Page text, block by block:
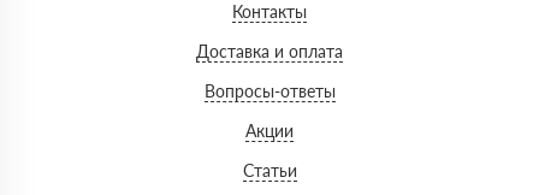
Контакты
Доставка и оплата
Вопросы-ответы
Акции
Статьи